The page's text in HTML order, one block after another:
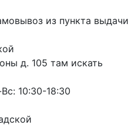
из пункта выдачи
д. 105 там искать
10:30-18:30